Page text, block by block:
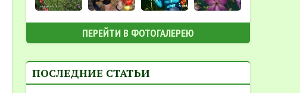
ПЕРЕЙТИ В ФОТОГАЛЕРЕЮ
ПОСЛЕДНИЕ СТАТЬИ